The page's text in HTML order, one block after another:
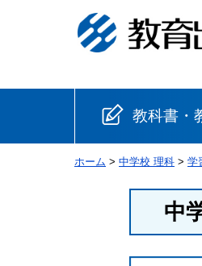
教科書・
小学校
算数
ホーム > 中学校 理科 > 学
中